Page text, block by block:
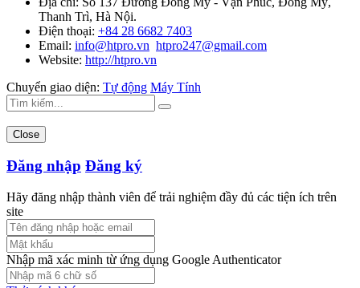
Thanh Trì, Hà Nội.
Điện thoại: +84 28 6682 7403
Email: info@htpro.vn htpro247@gmail.com
Website: http://htpro.vn
Chuyển giao diện: Tự động Máy Tính
Close
Đăng nhập Đăng ký
Hãy đăng nhập thành viên để trải nghiệm đầy đủ các tiện ích trên
site
Nhập mã xác minh từ ứng dụng Google Authenticator